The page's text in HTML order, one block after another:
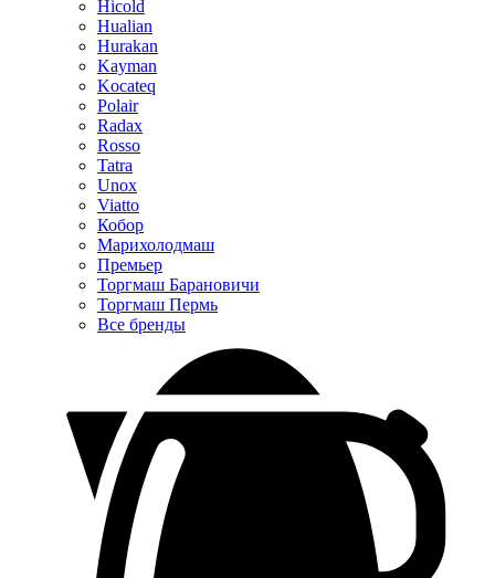
Hicold
Hualian
Hurakan
Kayman
Kocateq
Polair
Radax
Rosso
Tatra
Unox
Viatto
Кобор
Марихолодмаш
Премьер
Торгмаш Барановичи
Торгмаш Пермь
Все бренды